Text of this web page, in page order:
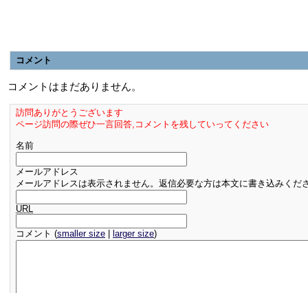
コメント
コメントはまだありません。
訪問ありがとうございます
ページ訪問の際ぜひ一言回答,コメントを残していってください
名前
メールアドレス
メールアドレスは表示されません。返信必要な方は本文に書き込みくだ
URL
コメント (smaller size larger size)